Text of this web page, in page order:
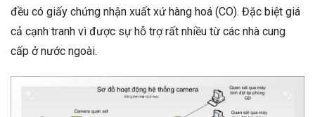
đều có giấy chứng nhận xuất xứ hàng hoá (CO). Đặc biệt giá
cả cạnh tranh vì được sự hỗ trợ rất nhiều từ các nhà cung
cấp ở nước ngoài.